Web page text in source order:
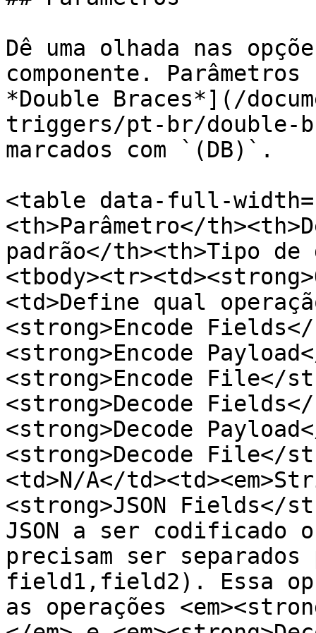
Dê uma olhada nas
componente.
*Double Braces*](/
triggers/pt-br/double-
marcados com `(DB)`.
<table data-full-
<th>Parâmetro</
padrão</th><th>Tipo
<td>Define qual
<strong>Encode Fields</
<strong>Encode
<strong>Encode File</
<strong>Decode
<strong>Decode
<strong>Decode File</
<td>N/A</
<strong>JSON Fields</
JSON a ser codificado
precisam ser
field1,field2). Essa
as operações